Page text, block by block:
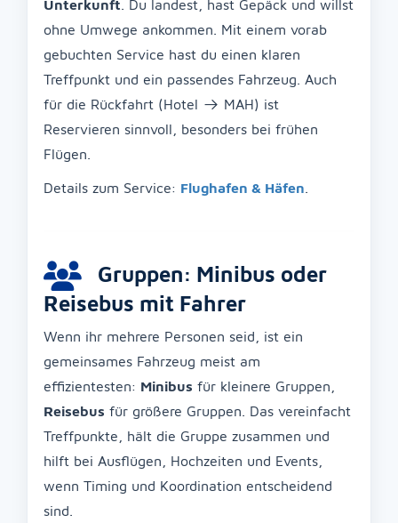
Unterkunft . Du landest, hast Gepäck und willst
ohne Umwege ankommen. Mit einem vorab
gebuchten Service hast du einen klaren
Treffpunkt und ein passendes Fahrzeug. Auch
für die Rückfahrt (Hotel → MAH) ist
Reservieren sinnvoll, besonders bei frühen
Flügen.
Details zum Service: Flughafen & Häfen
Gruppen: Minibus oder
Reisebus mit Fahrer
Wenn ihr mehrere Personen seid, ist ein
gemeinsames Fahrzeug meist am
effizientesten: Minibus für kleinere Gruppen,
Reisebus für größere Gruppen. Das vereinfacht
Treffpunkte, hält die Gruppe zusammen und
hilft bei Ausflügen, Hochzeiten und Events,
wenn Timing und Koordination entscheidend
sind.